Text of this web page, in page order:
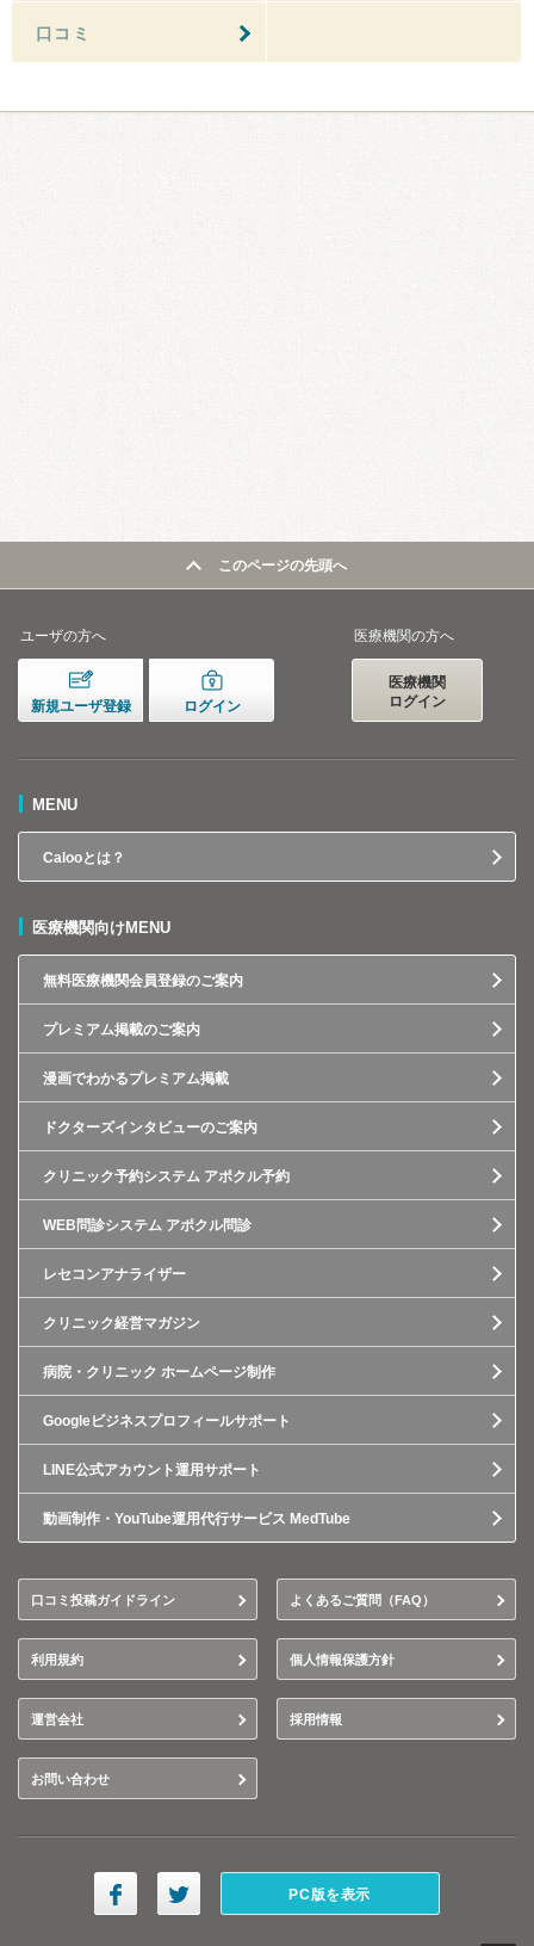
口コミ
このページの先頭へ
ユーザの方へ
新規ユーザ登録 ログイン
医療機関の方へ
医療機関
ログイン
MENU
Calooとは？
医療機関向けMENU
無料医療機関会員登録のご案内
プレミアム掲載のご案内
漫画でわかるプレミアム掲載
ドクターズインタビューのご案内
クリニック予約システム アポクル予約
WEB問診システム アポクル問診
レセコンアナライザー
クリニック経営マガジン
病院・クリニック ホームページ制作
Googleビジネスプロフィールサポート
LINE公式アカウント運用サポート
動画制作・YouTube運用代行サービス MedTube
口コミ投稿ガイドライン よくあるご質問（FAQ）
利用規約 個人情報保護方針
運営会社 採用情報
お問い合わせ
PC版を表示